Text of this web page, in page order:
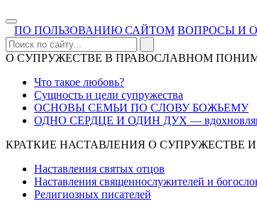
ПО ПОЛЬЗОВАНИЮ САЙТОМ ВОПРОСЫ И
О СУПРУЖЕСТВЕ В ПРАВОСЛАВНОМ
Что такое любовь?
Сущность и цели супружества
ОСНОВЫ СЕМЬИ ПО СЛОВУ БОЖЬЕМУ
ОДНО СЕРДЦЕ И ОДИН ДУХ —
КРАТКИЕ НАСТАВЛЕНИЯ О СУПРУЖЕСТВЕ
Наставления святых отцов
Наставления священнослужителей и
Религиозных писателей